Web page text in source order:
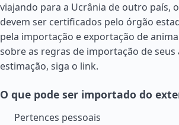
viajando para a Ucrânia de outro país,
devem ser certificados pelo órgão
pela importação e exportação de
sobre as regras de importação de seus
estimação, siga o link.
O que pode ser importado do
Pertences pessoais